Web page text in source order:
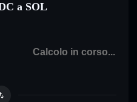
a SOL